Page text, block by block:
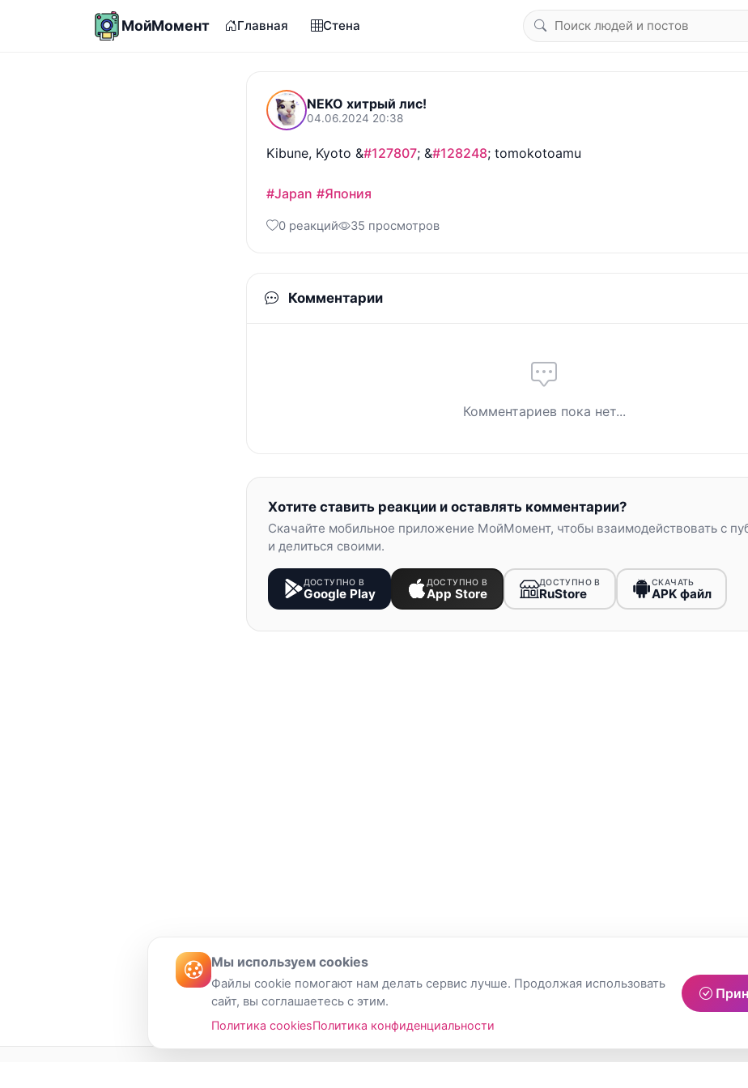
МойМомент Главная Стена
NEKO хитрый лис!
04.06.2024 20:38
Kibune, Kyoto &#127807; &#128248; tomokotoamu
#Japan #Япония
0 реакций 35 просмотров
Комментарии
Комментариев пока нет...
Хотите ставить реакции и оставлять комментарии?
Скачайте мобильное приложение МойМомент, чтобы взаимодействовать с
и делиться своими.
ДОСТУПНО В
Google Play
ДОСТУПНО В
App Store
ДОСТУПНО В
RuStore
СКАЧАТЬ
APK файл
Мы используем cookies
Файлы cookie помогают нам делать сервис лучше. Продолжая использовать
сайт, вы соглашаетесь с этим.
Политика cookiesПолитика конфиденциальности